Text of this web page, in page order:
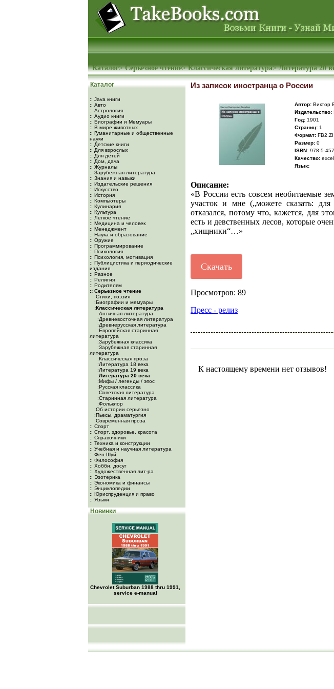
Каталог>Серьезное чтение>Классическая литература>Литература 20
Каталог
:: Java книги
:: Авто
:: Астрология
:: Аудио книги
:: Биографии и Мемуары
:: В мире животных
:: Гуманитарные и общественные
науки
:: Детские книги
:: Для взрослых
:: Для детей
:: Дом, дача
:: Журналы
:: Зарубежная литература
:: Знания и навыки
:: Издательские решения
:: Искусство
:: История
:: Компьютеры
:: Кулинария
:: Культура
:: Легкое чтение
:: Медицина и человек
:: Менеджмент
:: Наука и образование
:: Оружие
:: Программирование
:: Психология
:: Психология, мотивация
:: Публицистика и периодические
издания
:: Разное
:: Религия
:: Родителям
:: Серьезное чтение
:Cтихи, поэзия
:Биографии и мемуары
:Классическая литература
:Античная литература
:Древневосточная литература
:Древнерусская литература
:Европейская старинная
литература
:Зарубежная классика
:Зарубежная старинная
литература
:Классическая проза
:Литература 18 века
:Литература 19 века
:Литература 20 века
:Мифы / легенды / эпос
:Русская классика
:Советская литература
:Старинная литература
:Фольклор
:Об истории серьезно
:Пьесы, драматургия
:Современная проза
:: Спорт
:: Спорт, здоровье, красота
:: Справочники
:: Техника и конструкции
:: Учебная и научная литература
:: Фен-Шуй
:: Философия
:: Хобби, досуг
:: Художественная лит-ра
:: Эзотерика
:: Экономика и финансы
:: Энциклопедии
:: Юриспруденция и право
:: Языки
Новинки
Chevrolet Suburban 1988 thru 1991,
service e-manual
Из записок иностранца о России
Автор: Виктор
Издательство:
Год: 1901
Cтраниц: 1
Формат:
Размер: 0
ISBN: 978-5-
Качество:
Язык:
Описание:
«В России есть совсем необитаемые
участок и мне („можете сказать:
отказался, потому что, кажется, для
есть и девственных лесов, которые
„хищники“…»
Скачать
Просмотров: 89
Пресс - релиз
К настоящему времени нет отзывов!